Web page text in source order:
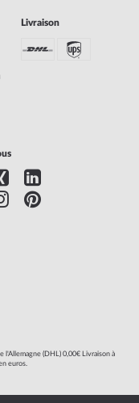
Made
Heure
Livraison
l'Allemagne (DHL) 0,00€ Livraison à
euros.